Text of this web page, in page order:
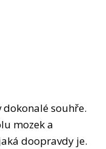
souhře.
mozek a
doopravdy je.